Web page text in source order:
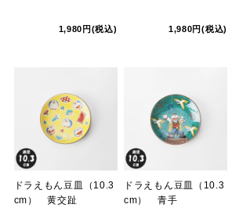
1,980円(税込) 1,980円(税込)
ドラえもん豆皿（10.3
cm） 黄交趾
ドラえもん豆皿（10.3
cm） 青手